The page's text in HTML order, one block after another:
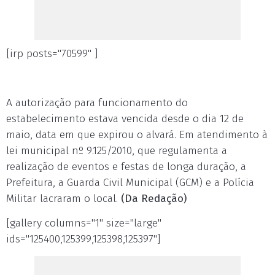
[irp posts="70599" ]
A autorização para funcionamento do
estabelecimento estava vencida desde o dia 12 de
maio, data em que expirou o alvará. Em atendimento à
lei municipal nº 9.125/2010, que regulamenta a
realização de eventos e festas de longa duração, a
Prefeitura, a Guarda Civil Municipal (GCM) e a Polícia
Militar lacraram o local. (Da Redação)
[gallery columns="1" size="large"
ids="125400,125399,125398,125397"]